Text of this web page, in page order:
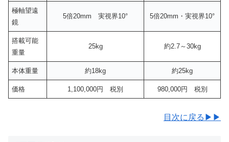
極軸望遠
鏡
5倍20mm 実視界10° 5倍20mm・実視界10°
搭載可能
重量
25kg 約2.7～30kg
本体重量 約18kg 約25kg
価格 1,100,000円 税別 980,000円 税別
目次に戻る▶▶